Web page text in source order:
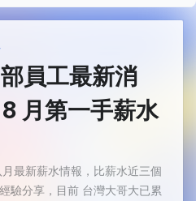
員工最新消
月第一手薪水
最新薪水情報，比薪水近三個
驗分享，目前 台灣大哥大已累